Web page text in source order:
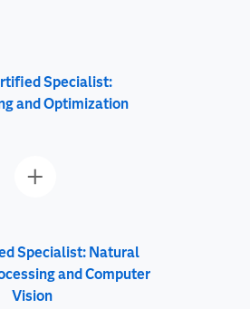
Specialist:
and Optimization
Specialist: Natural
and Computer
Vision